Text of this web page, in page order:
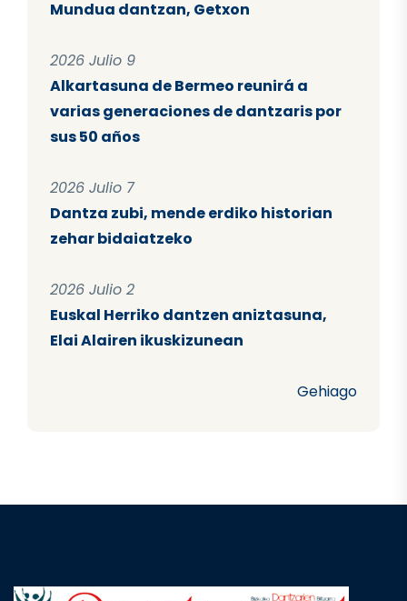
Mundua dantzan, Getxon
2026 Julio 9
Alkartasuna de Bermeo reunirá a
varias generaciones de dantzaris por
sus 50 años
2026 Julio 7
Dantza zubi, mende erdiko historian
zehar bidaiatzeko
2026 Julio 2
Euskal Herriko dantzen aniztasuna,
Elai Alairen ikuskizunean
Gehiago